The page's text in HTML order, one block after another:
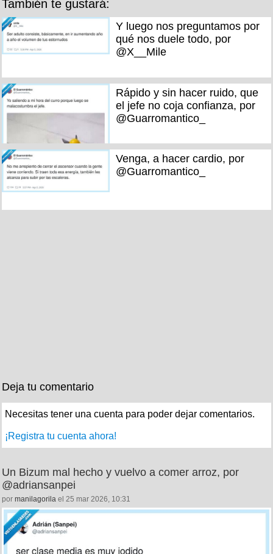
También te gustará:
Y luego nos preguntamos por
qué nos duele todo, por
@X__Mile
Rápido y sin hacer ruido, que
el jefe no coja confianza, por
@Guarromantico_
Venga, a hacer cardio, por
@Guarromantico_
Deja tu comentario
Necesitas tener una cuenta para poder dejar comentarios.
¡Registra tu cuenta ahora!
Un Bizum mal hecho y vuelvo a comer arroz, por
@adriansanpei
por manilagorila el 25 mar 2026, 10:31